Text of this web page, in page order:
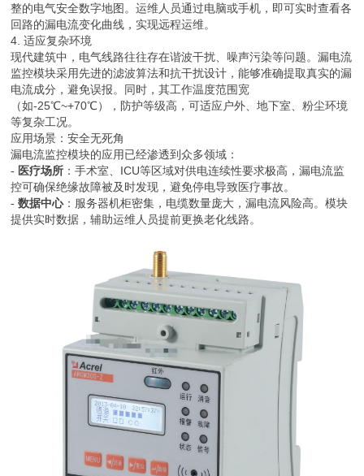
整的电气安全数字地图。运维人员通过电脑或手机，即可实时查看各
回路的漏电流变化曲线，实现远程运维。
4. 适应复杂环境
现代建筑中，电气线路往往存在谐波干扰、噪声污染等问题。漏电流
监控模块采用先进的滤波算法和抗干扰设计，能够准确提取真实的漏
电流成分，避免误报。同时，其工作温度范围宽
（如-25℃~+70℃），防护等级高，可适应户外、地下室、粉尘环境
等复杂工况。
应用场景：安全无死角
漏电流监控模块的应用已经渗透到众多领域：
- 医疗场所 ：手术室、ICU等区域对供电连续性要求极高，漏电流监
控可确保绝缘故障被及时发现，避免停电导致医疗事故。
-数据中心：服务器机柜密集，电缆数量庞大，漏电流风险高。模块
提供实时数据，辅助运维人员提前更换老化线路。